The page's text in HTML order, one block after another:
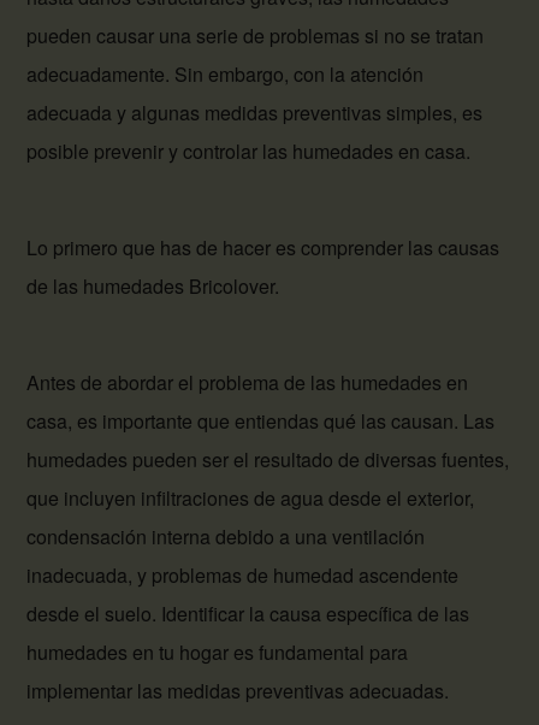
pueden causar una serie de problemas si no se tratan
adecuadamente. Sin embargo, con la atención
adecuada y algunas medidas preventivas simples, es
posible prevenir y controlar las humedades en casa.
Lo primero que has de hacer es comprender las causas
de las humedades Bricolover.
Antes de abordar el problema de las humedades en
casa, es importante que entiendas qué las causan. Las
humedades pueden ser el resultado de diversas fuentes,
que incluyen infiltraciones de agua desde el exterior,
condensación interna debido a una ventilación
inadecuada, y problemas de humedad ascendente
desde el suelo. Identificar la causa específica de las
humedades en tu hogar es fundamental para
implementar las medidas preventivas adecuadas.